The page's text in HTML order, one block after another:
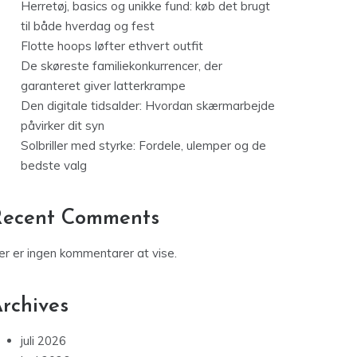
Herretøj, basics og unikke fund: køb det brugt
til både hverdag og fest
Flotte hoops løfter ethvert outfit
De skøreste familiekonkurrencer, der
garanteret giver latterkrampe
Den digitale tidsalder: Hvordan skærmarbejde
påvirker dit syn
Solbriller med styrke: Fordele, ulemper og de
bedste valg
Comments
er ingen kommentarer at vise.
juli 2026